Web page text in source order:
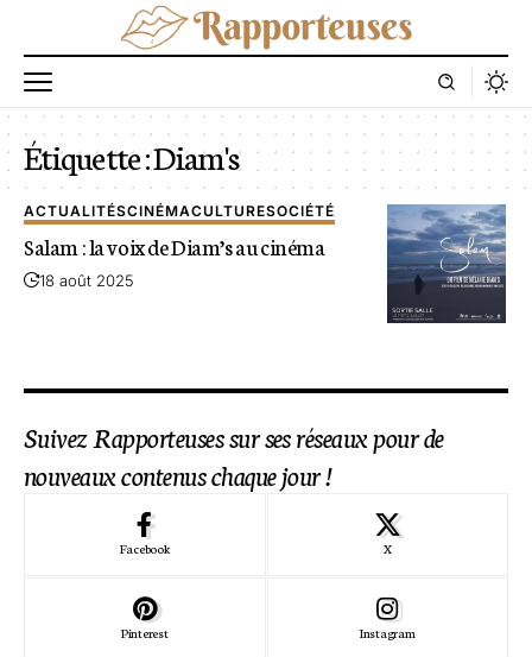
Étiquette :Diam's
ACTUALITÉSCINÉMACULTURESOCIÉTÉ
Salam : la voix de Diam’s au cinéma
18 août 2025
Suivez Rapporteuses sur ses réseaux pour de
nouveaux contenus chaque jour !
Facebook X
Pinterest Instagram